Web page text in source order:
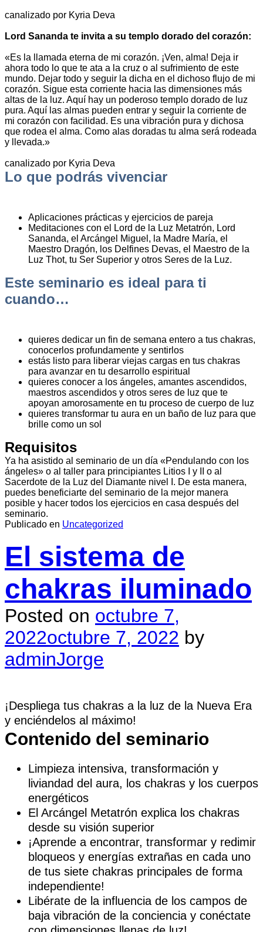
canalizado por Kyria Deva
Lord Sananda te invita a su templo dorado del corazón:
«Es la llamada eterna de mi corazón. ¡Ven, alma! Deja ir
ahora todo lo que te ata a la cruz o al sufrimiento de este
mundo. Dejar todo y seguir la dicha en el dichoso flujo de mi
corazón. Sigue esta corriente hacia las dimensiones más
altas de la luz. Aquí hay un poderoso templo dorado de luz
pura. Aquí las almas pueden entrar y seguir la corriente de
mi corazón con facilidad. Es una vibración pura y dichosa
que rodea el alma. Como alas doradas tu alma será rodeada
y llevada.»
canalizado por Kyria Deva
Lo que podrás vivenciar
Aplicaciones prácticas y ejercicios de pareja
Meditaciones con el Lord de la Luz Metatrón, Lord
Sananda, el Arcángel Miguel, la Madre María, el
Maestro Dragón, los Delfines Devas, el Maestro de la
Luz Thot, tu Ser Superior y otros Seres de la Luz.
Este seminario es ideal para ti
cuando…
quieres dedicar un fin de semana entero a tus chakras,
conocerlos profundamente y sentirlos
estás listo para liberar viejas cargas en tus chakras
para avanzar en tu desarrollo espiritual
quieres conocer a los ángeles, amantes ascendidos,
maestros ascendidos y otros seres de luz que te
apoyan amorosamente en tu proceso de cuerpo de luz
quieres transformar tu aura en un baño de luz para que
brille como un sol
Requisitos
Ya ha asistido al seminario de un día «Pendulando con los
ángeles» o al taller para principiantes Litios I y II o al
Sacerdote de la Luz del Diamante nivel I. De esta manera,
puedes beneficiarte del seminario de la mejor manera
posible y hacer todos los ejercicios en casa después del
seminario.
Publicado en Uncategorized
El sistema de
chakras iluminado
Posted on octubre 7,
2022octubre 7, 2022 by
adminJorge
¡Despliega tus chakras a la luz de la Nueva Era
y enciéndelos al máximo!
Contenido del seminario
Limpieza intensiva, transformación y
liviandad del aura, los chakras y los cuerpos
energéticos
El Arcángel Metatrón explica los chakras
desde su visión superior
¡Aprende a encontrar, transformar y redimir
bloqueos y energías extrañas en cada uno
de tus siete chakras principales de forma
independiente!
Libérate de la influencia de los campos de
baja vibración de la conciencia y conéctate